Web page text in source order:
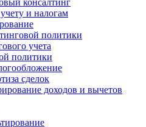
консалтинг
и налогам
политики
учета
политики
сделок
доходов и вычетов